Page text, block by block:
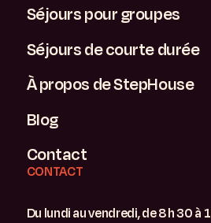
Séjours pour groupes
Séjours de courte durée
À propos de StepHouse
Blog
Contact
CONTACT
Du lundi au vendredi, de 8 h 30 à